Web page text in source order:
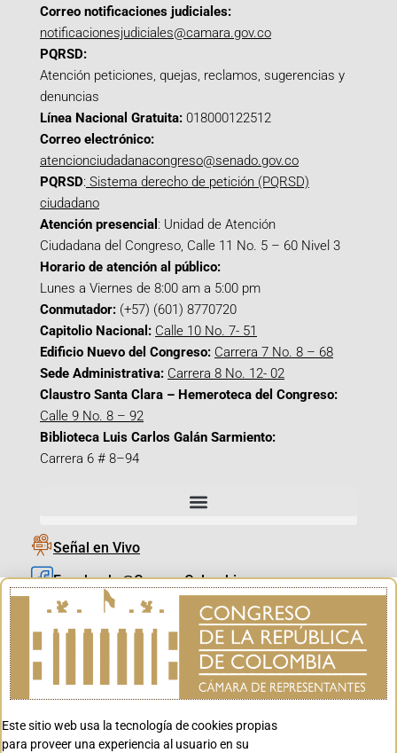
Correo notificaciones judiciales:
notificacionesjudiciales@camara.gov.co
PQRSD:
Atención peticiones, quejas, reclamos, sugerencias y
denuncias
Línea Nacional Gratuita: 018000122512
Correo electrónico:
atencionciudadanacongreso@senado.gov.co
PQRSD: Sistema derecho de petición (PQRSD)
ciudadano
Atención presencial : Unidad de Atención
Ciudadana del Congreso, Calle 11 No. 5 – 60 Nivel 3
Horario de atención al público:
Lunes a Viernes de 8:00 am a 5:00 pm
Conmutador: (+57) (601) 8770720
Capitolio Nacional: Calle 10 No. 7- 51
Edificio Nuevo del Congreso: Carrera 7 No. 8 – 68
Sede Administrativa: Carrera 8 No. 12- 02
Claustro Santa Clara – Hemeroteca del Congreso:
Calle 9 No. 8 – 92
Biblioteca Luis Carlos Galán Sarmiento:
Carrera 6 # 8–94
Señal en Vivo
Facebook_@CamaraColombia
Instagram_@CamaraColombia
X_@CamaraColombia
Youtube_@CamaraColombia
Youtube_@CanalCongreso
Este sitio web usa la tecnología de cookies propias
para proveer una experiencia al usuario en su